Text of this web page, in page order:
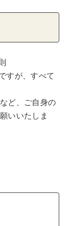
すが、すべて
ど、ご自身の
いいたしま